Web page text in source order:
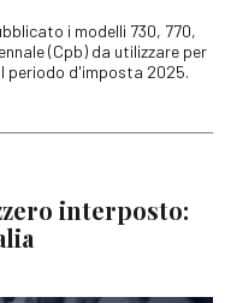
i modelli 730, 770,
(Cpb) da utilizzare per
periodo d'imposta 2025.
interposto: